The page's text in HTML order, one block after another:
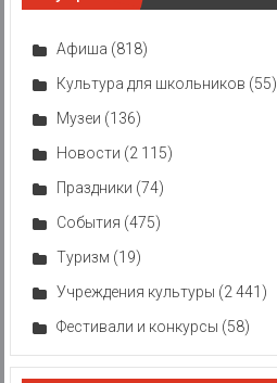
Афиша (818)
Культура для школьников (55)
Музеи (136)
Новости (2 115)
Праздники (74)
События (475)
Туризм (19)
Учреждения культуры (2 441)
Фестивали и конкурсы (58)